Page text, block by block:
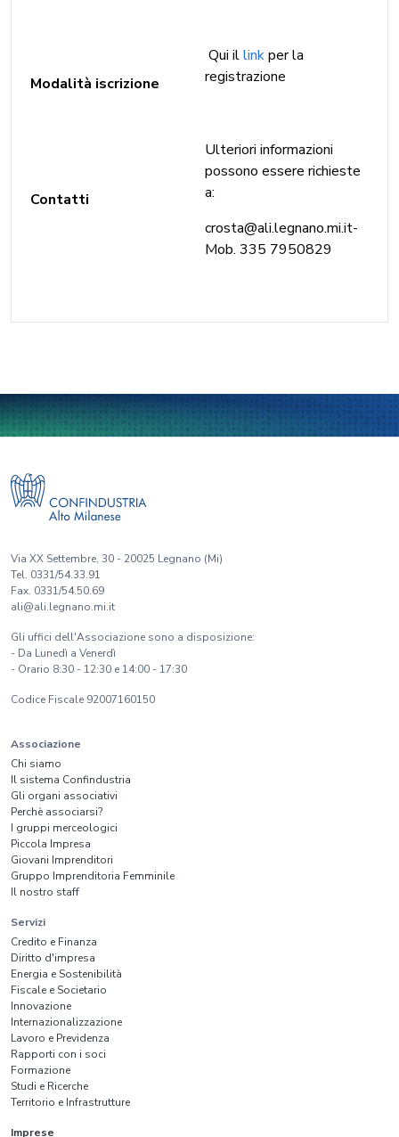
Modalità iscrizione
Qui illinkper la
registrazione
Contatti
Ulteriori informazioni
possono essere richieste
a:
crosta@ali.legnano.mi.it-
Mob. 335 7950829
Via XX Settembre, 30 - 20025 Legnano (Mi)
Tel. 0331/54.33.91
Fax. 0331/54.50.69
ali@ali.legnano.mi.it
Gli uffici dell'Associazione sono a disposizione:
- Da Lunedì a Venerdì
- Orario 8:30 - 12:30 e 14:00 - 17:30
Codice Fiscale 92007160150
Associazione
Chi siamo
Il sistema Confindustria
Gli organi associativi
Perchè associarsi?
I gruppi merceologici
Piccola Impresa
Giovani Imprenditori
Gruppo Imprenditoria Femminile
Il nostro staff
Servizi
Credito e Finanza
Diritto d'impresa
Energia e Sostenibilità
Fiscale e Societario
Innovazione
Internazionalizzazione
Lavoro e Previdenza
Rapporti con i soci
Formazione
Studi e Ricerche
Territorio e Infrastrutture
Imprese